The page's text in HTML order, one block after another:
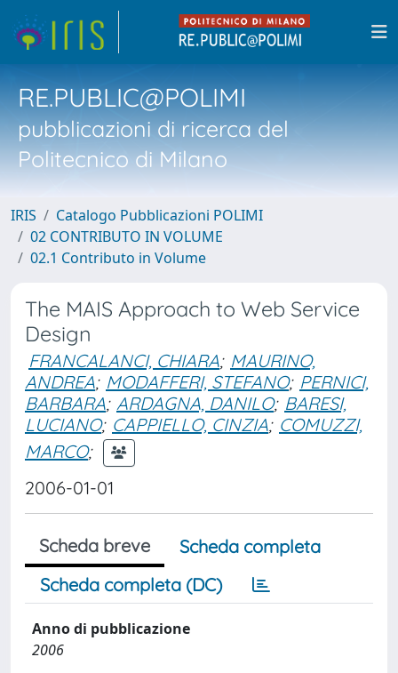
RE.PUBLIC@POLIMI
pubblicazioni di ricerca del
Politecnico di Milano
IRIS
Catalogo Pubblicazioni POLIMI
02 CONTRIBUTO IN VOLUME
02.1 Contributo in Volume
The MAIS Approach to Web Service
Design
FRANCALANCI, CHIARA; MAURINO,
ANDREA; MODAFFERI, STEFANO; PERNICI,
BARBARA; ARDAGNA, DANILO; BARESI,
LUCIANO; CAPPIELLO, CINZIA; COMUZZI,
MARCO;
2006-01-01
Scheda breve
Scheda completa
Scheda completa (DC)
Anno di pubblicazione
2006